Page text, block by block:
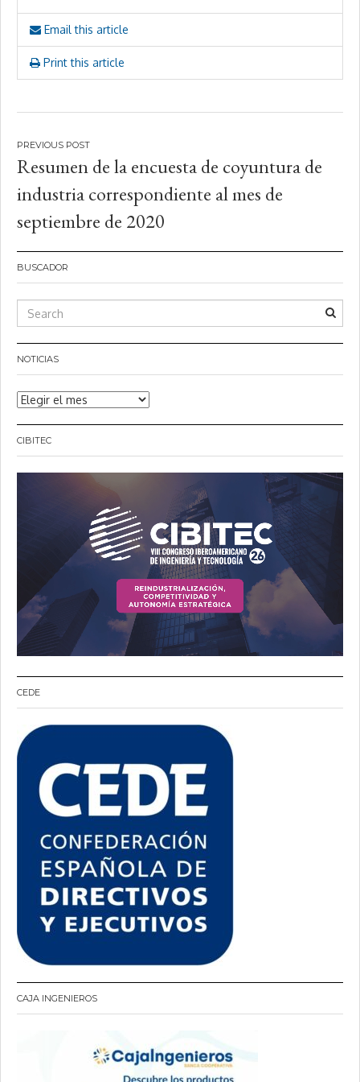
Email this article
Print this article
Navegación
de
entradas
Resumen de la encuesta de coyuntura de
industria correspondiente al mes de
septiembre de 2020
BUSCADOR
NOTICIAS
Noticias
CIBITEC
CEDE
CAJA INGENIEROS